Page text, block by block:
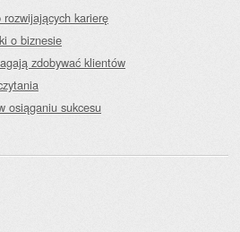
karierę
o biznesie
zdobywać klientów
osiąganiu sukcesu